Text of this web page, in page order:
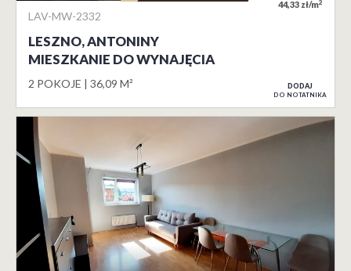
LAV-MW-2332
LESZNO, ANTONINY
MIESZKANIE DO WYNAJĘCIA
2 POKOJE 36,09 M²
44,33 zł/m2
DODAJ
DO NOTATNIKA